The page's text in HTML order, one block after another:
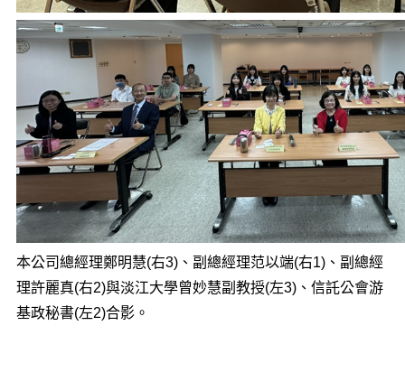
本公司總經理鄭明慧(右3)、副總經理范以端(右1)、副總經
理許麗真(右2)與淡江大學曾妙慧副教授(左3)、信託公會游
基政秘書(左2)合影。